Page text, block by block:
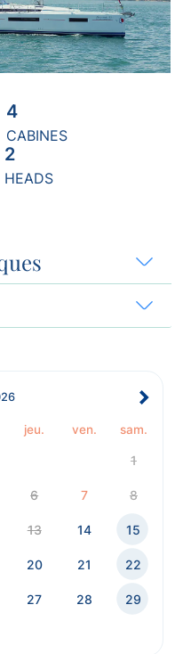
4
CABINES
2
HEADS
jeu. ven. sam.
1
6 7 8
13 14 15
20 21 22
27 28 29